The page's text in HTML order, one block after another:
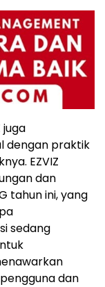
juga
dengan praktik
EZVIZ
dan
tahun ini, yang
sedang
dan